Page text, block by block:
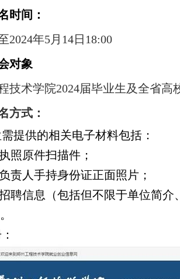
时间：
2024年5月14日18:00
对象
技术学院2024届毕业生及全省高
方式：
提供的相关电子材料包括：
照原件扫描件；
责人手持身份证正面照片；
招聘信息（包括但不限于单位简